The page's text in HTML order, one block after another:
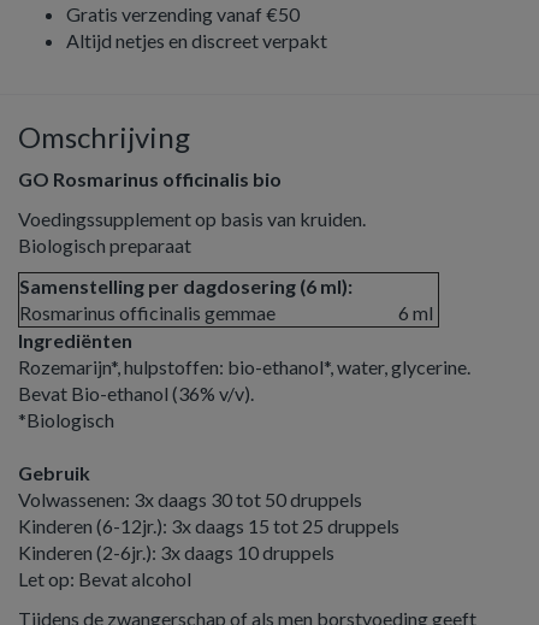
Gratis verzending vanaf €50
Altijd netjes en discreet verpakt
Omschrijving
GO Rosmarinus officinalis bio
Voedingssupplement op basis van kruiden.
Biologisch preparaat
Samenstelling per dagdosering (6 ml):
Rosmarinus officinalis gemmae
6 ml
Ingrediënten
Rozemarijn*, hulpstoffen: bio-ethanol*, water, glycerine.
Bevat Bio-ethanol (36% v/v).
*Biologisch
Gebruik
Volwassenen: 3x daags 30 tot 50 druppels
Kinderen (6-12jr.): 3x daags 15 tot 25 druppels
Kinderen (2-6jr.): 3x daags 10 druppels
Let op: Bevat alcohol
Tijdens de zwangerschap of als men borstvoeding geeft